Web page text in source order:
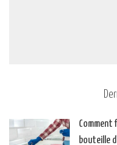
Comment
bouteille